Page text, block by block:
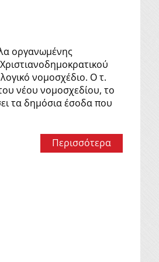
οργανωμένης
νομοσχέδιο. Ο τ.
νέου νομοσχεδίου, το
τα δημόσια έσοδα που
Περισσότερα